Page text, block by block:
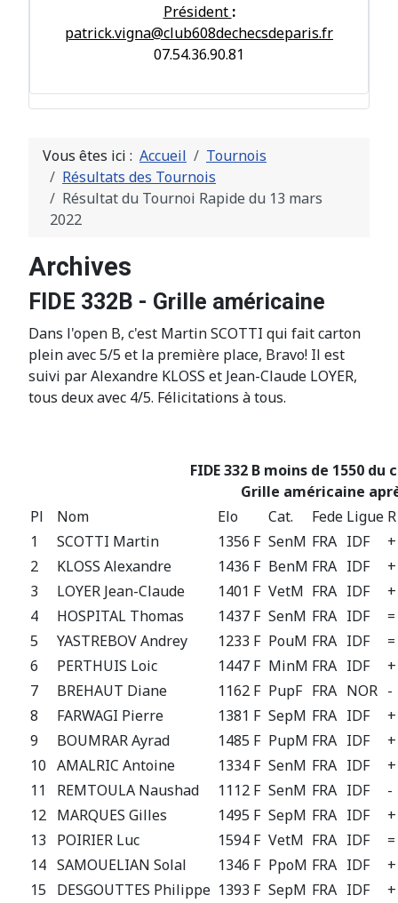
Président :
patrick.vigna@club608dechecsdeparis.fr
07.54.36.90.81
Vous êtes ici : Accueil
Tournois
Résultats des Tournois
Résultat du Tournoi Rapide du 13 mars
2022
Archives
FIDE 332B - Grille américaine
Dans l'open B, c'est Martin SCOTTI qui fait carton
plein avec 5/5 et la première place, Bravo! Il est
suivi par Alexandre KLOSS et Jean-Claude LOYER,
tous deux avec 4/5. Félicitations à tous.
FIDE 332 B moins de 1550 du
Grille américaine
Pl
Nom Elo Cat. Fede Ligue
1
SCOTTI Martin 1356 F SenM FRA IDF
2
KLOSS Alexandre 1436 F BenM FRA IDF
3
LOYER Jean-Claude 1401 F VetM FRA IDF
4
HOSPITAL Thomas 1437 F SenM FRA IDF
5
YASTREBOV Andrey 1233 F PouM FRA IDF
6
PERTHUIS Loic 1447 F MinM FRA IDF
7
BREHAUT Diane 1162 F PupF FRA NOR -
8
FARWAGI Pierre 1381 F SepM FRA IDF
9
BOUMRAR Ayrad 1485 F PupM FRA IDF
10 AMALRIC Antoine 1334 F SenM FRA IDF
11
REMTOULA Naushad 1112 F SenM FRA IDF
-
12 MARQUES Gilles 1495 F SepM FRA IDF
13
POIRIER Luc 1594 F VetM FRA IDF
14 SAMOUELIAN Solal 1346 F PpoM FRA IDF
15
DESGOUTTES Philippe 1393 F SepM FRA IDF